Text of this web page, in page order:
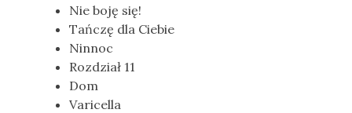
Nie boję się!
Tańczę dla Ciebie
Ninnoc
Rozdział 11
Dom
Varicella